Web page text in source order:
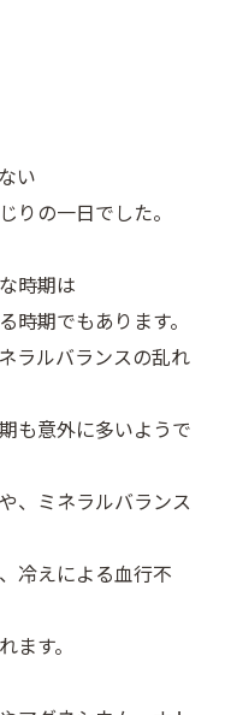
い
りの一日でした。
時期は
時期でもあります。
ラルバランスの乱れ
も意外に多いようで
、ミネラルバランス
冷えによる血行不
す。